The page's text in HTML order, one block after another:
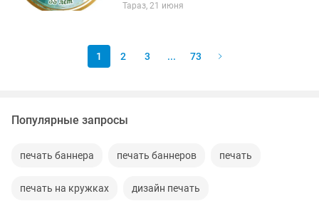
Юбилея✅ 🔸Цена дизайна в
Тараз, 21 июня
1 2 3 ... 73
Популярные запросы
печать баннера печать баннеров печать
печать на кружках дизайн печать